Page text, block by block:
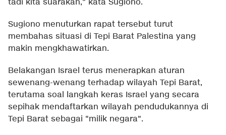
tadi kita suarakan," kata Sugiono.
Sugiono menuturkan rapat tersebut turut
membahas situasi di Tepi Barat Palestina yang
makin mengkhawatirkan.
Belakangan Israel terus menerapkan aturan
sewenang-wenang terhadap wilayah Tepi Barat,
terutama soal langkah keras Israel yang secara
sepihak mendaftarkan wilayah pendudukannya di
Tepi Barat sebagai "milik negara".